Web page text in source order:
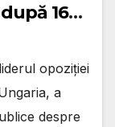
16
istorie/
își
opoziției
a
despre